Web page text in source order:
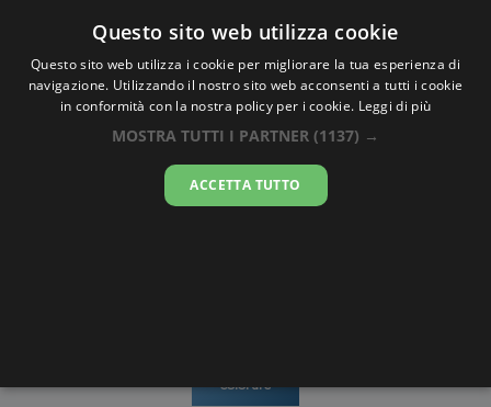
Oraesatta.co
Ora EsattaNovara
13:24:27
colorare
Questo sito web utilizza cookie
Questo sito web utilizza i cookie per migliorare la tua esperienza di
navigazione. Utilizzando il nostro sito web acconsenti a tutti i cookie
in conformità con la nostra policy per i cookie. Leggi di più
MOSTRA TUTTI I PARTNER (1137) →
ACCETTA TUTTO